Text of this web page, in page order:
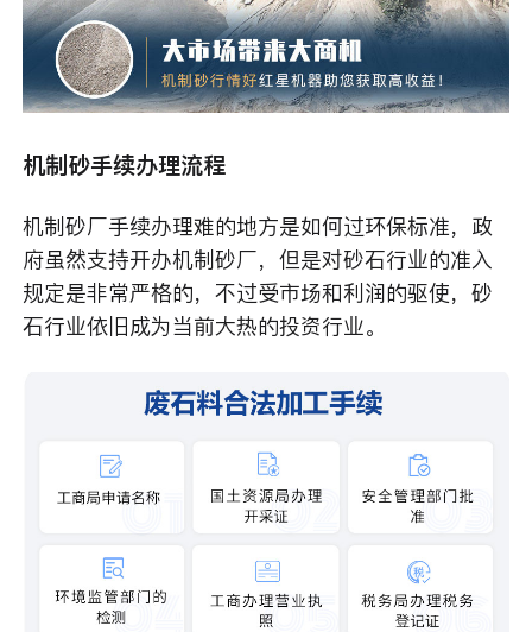
机制砂手续办理流程
机制砂厂手续办理难的地方是如何过环保标准，政
府虽然支持开办机制砂厂，但是对砂石行业的准入
规定是非常严格的，不过受市场和利润的驱使，砂
石行业依旧成为当前大热的投资行业。